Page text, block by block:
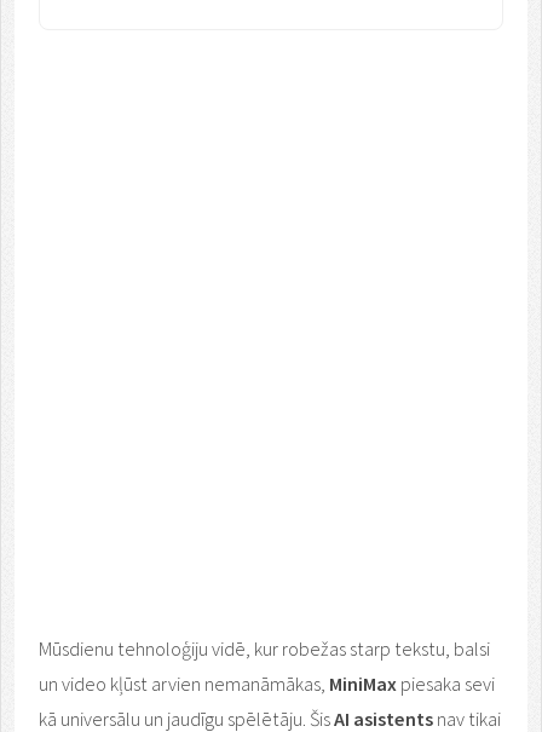
Mūsdienu tehnoloģiju vidē, kur robežas starp tekstu, balsi
un video kļūst arvien nemanāmākas, MiniMax piesaka sevi
kā universālu un jaudīgu spēlētāju. ŠisAI asistents nav tikai